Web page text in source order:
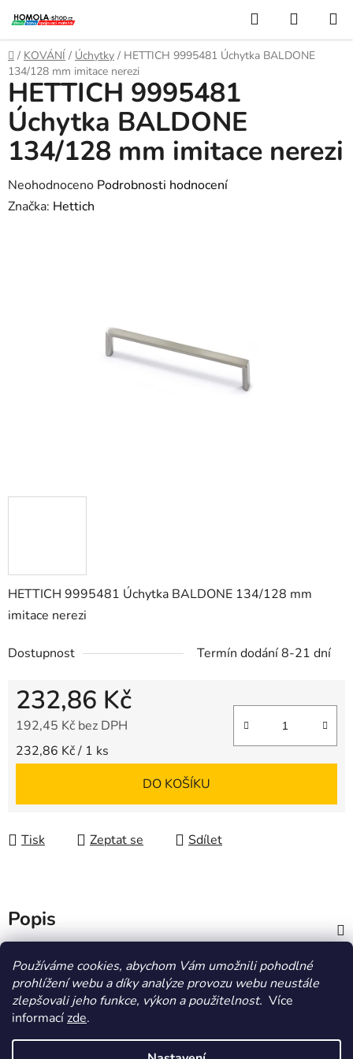
Používáme cookies, abychom Vám umožnili pohodlné
prohlížení webu a díky analýze provozu webu neustále
zlepšovali jeho funkce, výkon a použitelnost. Více
informacízde.
na
obsah
Hledat
KOŠÍK
Domů
/ KOVÁNÍ / Úchytky / HETTICH 9995481 Úchytka BALDONE
134/128 mm imitace nerezi
HETTICH 9995481 Úchytka BALDONE 134/128 mm
imitace nerezi
Dostupnost Termín dodání 8-21 dní
232,86 Kč
192,45 Kč bez DPH
Měrná cena:
232,86 Kč / 1 ks
DO KOŠÍKU
Tisk Zeptat se Sdílet
HETTICH 9995481
Úchytka BALDONE
134/128 mm imitace nerezi
Průměrné
hodnocení
Neohodnoceno Podrobnosti hodnocení
Značka: Hettich
Popis
Diskuze
HOMOLA-shop.cz ZDE NAJDETE VÝDEJNÍ MÍSTO